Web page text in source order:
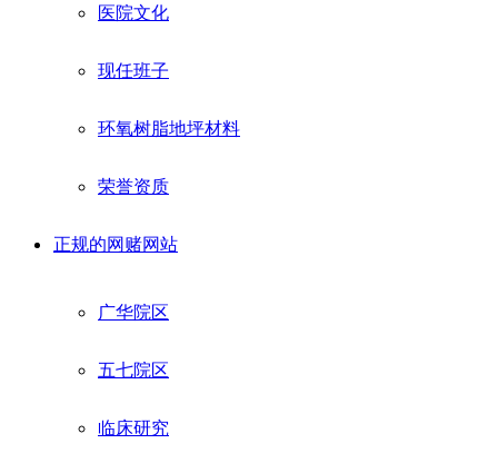
医院文化
现任班子
环氧树脂地坪材料
荣誉资质
正规的网赌网站
广华院区
五七院区
临床研究